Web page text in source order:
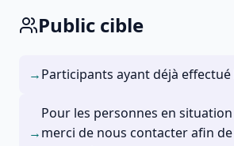
Public cible
→Participants ayant déjà effectué
→
Pour les personnes en
merci de nous contacter afin